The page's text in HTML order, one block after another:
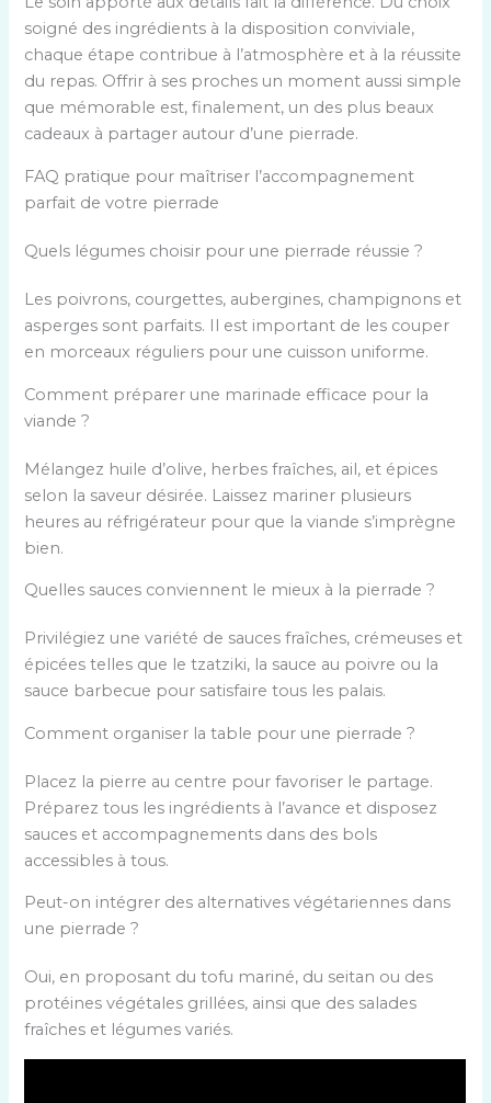
soigné des ingrédients à la disposition conviviale,
chaque étape contribue à l’atmosphère et à la réussite
du repas. Offrir à ses proches un moment aussi simple
que mémorable est, finalement, un des plus beaux
cadeaux à partager autour d’une pierrade.
FAQ pratique pour maîtriser l’accompagnement
parfait de votre pierrade
Quels légumes choisir pour une pierrade réussie ?
Les poivrons, courgettes, aubergines, champignons et
asperges sont parfaits. Il est important de les couper
en morceaux réguliers pour une cuisson uniforme.
Comment préparer une marinade efficace pour la
viande ?
Mélangez huile d’olive, herbes fraîches, ail, et épices
selon la saveur désirée. Laissez mariner plusieurs
heures au réfrigérateur pour que la viande s’imprègne
bien.
Quelles sauces conviennent le mieux à la pierrade ?
Privilégiez une variété de sauces fraîches, crémeuses et
épicées telles que le tzatziki, la sauce au poivre ou la
sauce barbecue pour satisfaire tous les palais.
Comment organiser la table pour une pierrade ?
Placez la pierre au centre pour favoriser le partage.
Préparez tous les ingrédients à l’avance et disposez
sauces et accompagnements dans des bols
accessibles à tous.
Peut-on intégrer des alternatives végétariennes dans
une pierrade ?
Oui, en proposant du tofu mariné, du seitan ou des
protéines végétales grillées, ainsi que des salades
fraîches et légumes variés.